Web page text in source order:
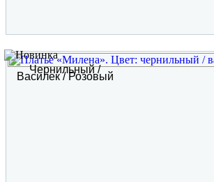
Чернильный /
Василек / Розовый